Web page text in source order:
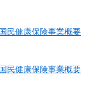
民健康保険事業概要
民健康保険事業概要